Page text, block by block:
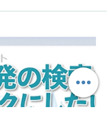
以下の２つがあります。
＜LWCでのコンポーネン
方法＞ 同一コンポーネン
別コンポーネント間のデ